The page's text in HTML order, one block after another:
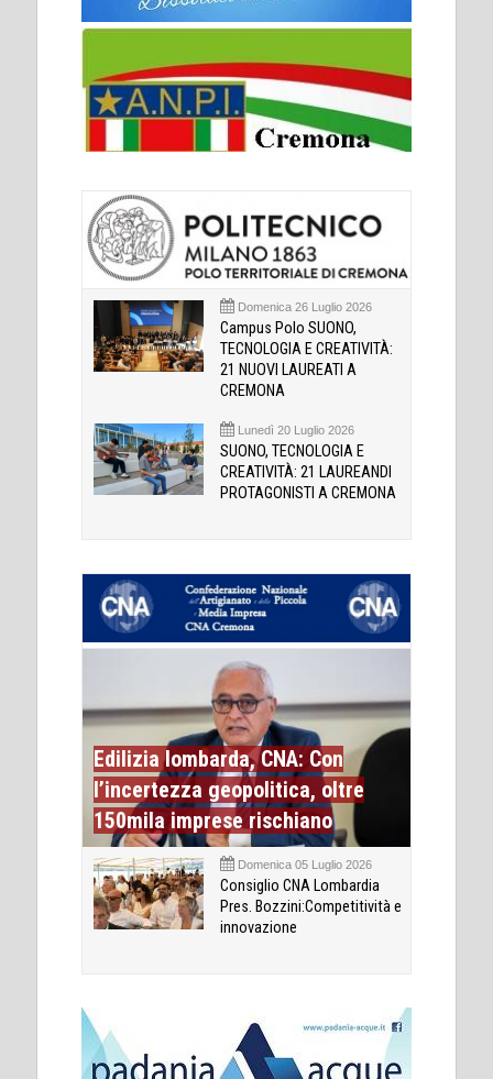
Domenica 26 Luglio 2026
Campus Polo SUONO,
TECNOLOGIA E CREATIVITÀ:
21 NUOVI LAUREATI A
CREMONA
Lunedì 20 Luglio 2026
SUONO, TECNOLOGIA E
CREATIVITÀ: 21 LAUREANDI
PROTAGONISTI A CREMONA
Edilizia lombarda, CNA: Con
l’incertezza geopolitica, oltre
150mila imprese rischiano
Domenica 05 Luglio 2026
Consiglio CNA Lombardia
Pres. Bozzini:Competitività e
innovazione